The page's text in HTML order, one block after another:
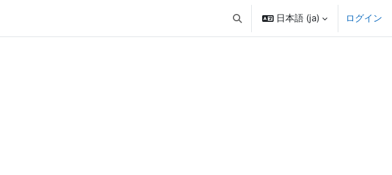
検索入力に切り替える
日本語 ‎(ja)‎ ログイン